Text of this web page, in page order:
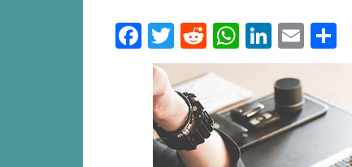
Facebook
Twitter
Reddit
WhatsApp
LinkedIn
Email